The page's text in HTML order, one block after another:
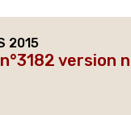
2015
version